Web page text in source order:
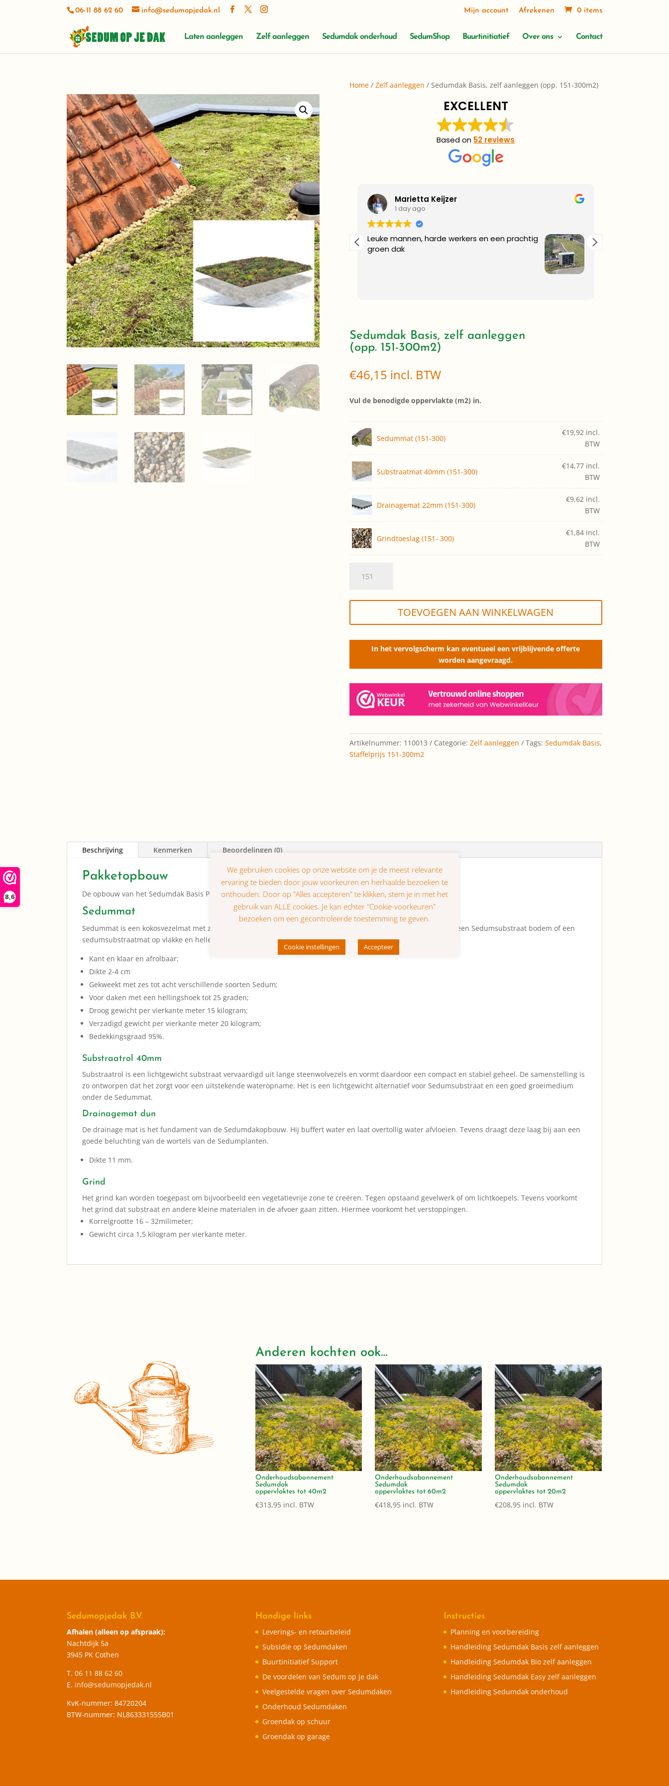
8,6
06-11 88 62 60 info@sedumopjedak.nl Mijn account Afrekenen 0 items
Laten aanleggen Zelf aanleggen Sedumdak onderhoud SedumShop Buurtinitiatief Over ons Contact
Home/ Zelf aanleggen / Sedumdak Basis, zelf aanleggen (opp. 151-300m2)
EXCELLENT
Based on 52 reviews
aan ons groendak.
en kon het op
reactie, super
dat extraatje. Zeker een
Marietta Keijzer
1 day ago
Leuke mannen, harde werkers en een prachtig
groen dak
Corjohn Snijder
1 week ago
Super bedrijf .Tom is een hardwerkende kerel .
Die zijn afspraken na komt .
Sedumdak Basis, zelf aanleggen
(opp. 151-300m2)
€46,15 incl. BTW
Vul de benodigde oppervlakte (m2) in.
Sedummat (151-300)
€19,92 incl.
BTW
Substraatmat 40mm (151-300)
€14,77 incl.
BTW
Drainagemat 22mm (151-300)
€9,62 incl.
BTW
Grindtoeslag (151- 300)
€1,84 incl.
BTW
Basis,
aanleggen
151-
300m2)
quantity
TOEVOEGEN AAN WINKELWAGEN
In het vervolgscherm kan eventueel een vrijblijvende offerte
worden aangevraagd.
Artikelnummer: 110013 Categorie: Zelf aanleggen Tags: Sedumdak Basis,
Staffelprijs 151-300m2
Beschrijving Kenmerken Beoordelingen (0)
Pakketopbouw
De opbouw van het Sedumdak Basis Pakket bestaat uit:
Sedummat
Sedummat is een kokosvezelmat met zes tot acht soorten Sedum. Deze mat kan eenvoudig worden uitgerold op een Sedumsubstraat bodem of een
sedumsubstraatmat op vlakke en hellende daken (tot 25 graden).
Kant en klaar en afrolbaar;
Dikte 2-4 cm
Gekweekt met zes tot acht verschillende soorten Sedum;
Voor daken met een hellingshoek tot 25 graden;
Droog gewicht per vierkante meter 15 kilogram;
Verzadigd gewicht per vierkante meter 20 kilogram;
Bedekkingsgraad 95%.
Substraatrol 40mm
Substraatrol is een lichtgewicht substraat vervaardigd uit lange steenwolvezels en vormt daardoor een compact en stabiel geheel. De samenstelling is
zo ontworpen dat het zorgt voor een uitstekende wateropname. Het is een lichtgewicht alternatief voor Sedumsubstraat en een goed groeimedium
onder de Sedummat.
Drainagemat dun
De drainage mat is het fundament van de Sedumdakopbouw. Hij buffert water en laat overtollig water afvloeien. Tevens draagt deze laag bij aan een
goede beluchting van de wortels van de Sedumplanten.
Dikte 11 mm.
Grind
Het grind kan worden toegepast om bijvoorbeeld een vegetatievrije zone te creëren. Tegen opstaand gevelwerk of om lichtkoepels. Tevens voorkomt
het grind dat substraat en andere kleine materialen in de afvoer gaan zitten. Hiermee voorkomt het verstoppingen.
Korrelgrootte 16 – 32milimeter;
Gewicht circa 1,5 kilogram per vierkante meter.
Anderen kochten ook…
Onderhoudsabonnement
Sedumdak
oppervlaktes tot 40m2
€313,95 incl. BTW
Onderhoudsabonnement
Sedumdak
oppervlaktes tot 60m2
€418,95 incl. BTW
Onderhoudsabonnement
Sedumdak
oppervlaktes tot 20m2
€208,95 incl. BTW
Sedumopjedak B.V.
Afhalen (alleen op afspraak):
Nachtdijk 5a
3945 PK Cothen
T.06 11 88 62 60
E. info@sedumopjedak.nl
KvK-nummer: 84720204
BTW-nummer: NL863331555B01
Handige links
Leverings- en retourbeleid
Subsidie op Sedumdaken
Buurtinitiatief Support
De voordelen van Sedum op je dak
Veelgestelde vragen over Sedumdaken
Onderhoud Sedumdaken
Groendak op schuur
Groendak op garage
Instructies
Planning en voorbereiding
Handleiding Sedumdak Basis zelf aanleggen
Handleiding Sedumdak Bio zelf aanleggen
Handleiding Sedumdak Easy zelf aanleggen
Handleiding Sedumdak onderhoud